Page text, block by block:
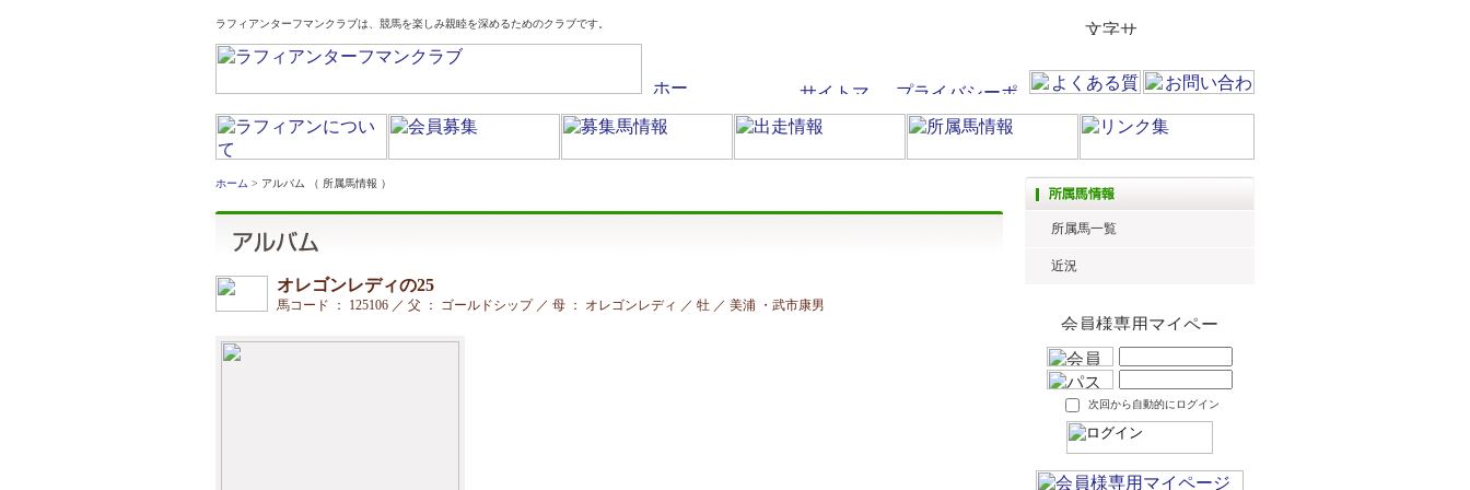
ラフィアンターフマンクラブは、競馬を楽しみ親睦を深めるためのクラブです。
ホーム > アルバム （ 所属馬情報 ）
オレゴンレディの25
馬コード ： 125106 ／ 父 ： ゴールドシップ ／ 母 ： オレゴンレディ ／ 牡 ／ 美浦 ・武市康男
所属馬一覧
近況
次回から自動的にログイン